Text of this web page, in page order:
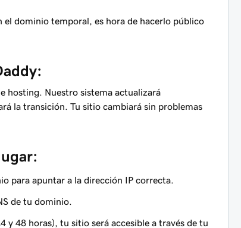
dominio temporal, es hora de hacerlo público
hosting. Nuestro sistema actualizará
la transición. Tu sitio cambiará sin problemas
para apuntar a la dirección IP correcta.
de tu dominio.
y 48 horas), tu sitio será accesible a través de tu